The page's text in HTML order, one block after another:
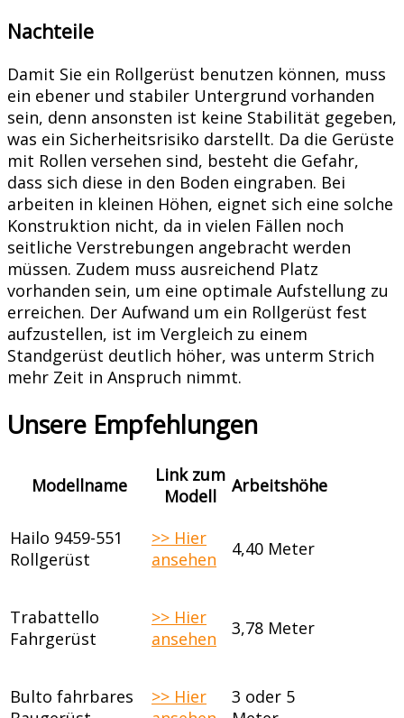
Nachteile
Damit Sie ein Rollgerüst benutzen können, muss
ein ebener und stabiler Untergrund vorhanden
sein, denn ansonsten ist keine Stabilität gegeben,
was ein Sicherheitsrisiko darstellt. Da die Gerüste
mit Rollen versehen sind, besteht die Gefahr,
dass sich diese in den Boden eingraben. Bei
arbeiten in kleinen Höhen, eignet sich eine solche
Konstruktion nicht, da in vielen Fällen noch
seitliche Verstrebungen angebracht werden
müssen. Zudem muss ausreichend Platz
vorhanden sein, um eine optimale Aufstellung zu
erreichen. Der Aufwand um ein Rollgerüst fest
aufzustellen, ist im Vergleich zu einem
Standgerüst deutlich höher, was unterm Strich
mehr Zeit in Anspruch nimmt.
Unsere Empfehlungen
Modellname
Link zum
Modell
Arbeitshöhe
Hailo 9459-551
Rollgerüst
>> Hier
ansehen
4,40 Meter
Trabattello
Fahrgerüst
>> Hier
ansehen
3,78 Meter
Bulto fahrbares
>> Hier
3 oder 5